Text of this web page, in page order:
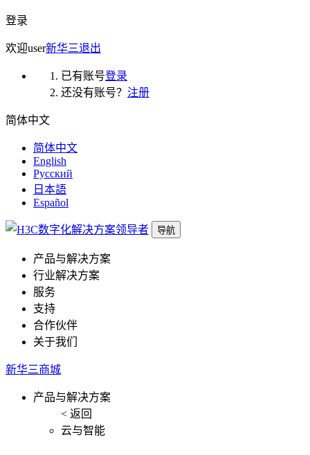
登录
欢迎user新华三退出
已有账号登录
还没有账号？ 注册
简体中文
简体中文
English
Русский
日本語
Español
导航
产品与解决方案
行业解决方案
服务
支持
合作伙伴
关于我们
新华三商城
产品与解决方案
< 返回
云与智能